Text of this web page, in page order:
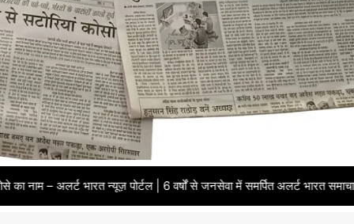
न्यूज़ पोर्टल | 6 वर्षों से जनसेवा में समर्पित अलर्ट भारत समाचार पत्र | भारत